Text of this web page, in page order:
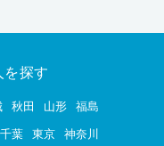
探す
秋田 山形 福島
千葉 東京 神奈川